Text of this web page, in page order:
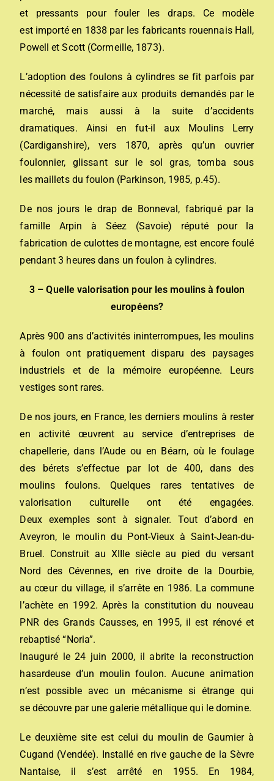
et pressants pour fouler les draps. Ce modèle
est importé en 1838 par les fabricants rouennais Hall,
Powell et Scott (Cormeille, 1873).
L’adoption des foulons à cylindres se fit parfois par
nécessité de satisfaire aux produits demandés par le
marché, mais aussi à la suite d’accidents
dramatiques. Ainsi en fut-il aux Moulins Lerry
(Cardiganshire), vers 1870, après qu’un ouvrier
foulonnier, glissant sur le sol gras, tomba sous
les maillets du foulon (Parkinson, 1985, p.45).
De nos jours le drap de Bonneval, fabriqué par la
famille Arpin à Séez (Savoie) réputé pour la
fabrication de culottes de montagne, est encore foulé
pendant 3 heures dans un foulon à cylindres.
3 – Quelle valorisation pour les moulins à foulon
européens?
Après 900 ans d’activités ininterrompues, les moulins
à foulon ont pratiquement disparu des paysages
industriels et de la mémoire européenne. Leurs
vestiges sont rares.
De nos jours, en France, les derniers moulins à rester
en activité œuvrent au service d’entreprises de
chapellerie, dans l’Aude ou en Béarn, où le foulage
des bérets s’effectue par lot de 400, dans des
moulins foulons. Quelques rares tentatives de
valorisation culturelle ont été engagées.
Deux exemples sont à signaler. Tout d’abord en
Aveyron, le moulin du Pont-Vieux à Saint-Jean-du-
Bruel. Construit au XIIIe siècle au pied du versant
Nord des Cévennes, en rive droite de la Dourbie,
au cœur du village, il s’arrête en 1986. La commune
l’achète en 1992. Après la constitution du nouveau
PNR des Grands Causses, en 1995, il est rénové et
rebaptisé “Noria”.
Inauguré le 24 juin 2000, il abrite la reconstruction
hasardeuse d’un moulin foulon. Aucune animation
n’est possible avec un mécanisme si étrange qui
se découvre par une galerie métallique qui le domine.
Le deuxième site est celui du moulin de Gaumier à
Cugand (Vendée). Installé en rive gauche de la Sèvre
Nantaise, il s’est arrêté en 1955. En 1984,